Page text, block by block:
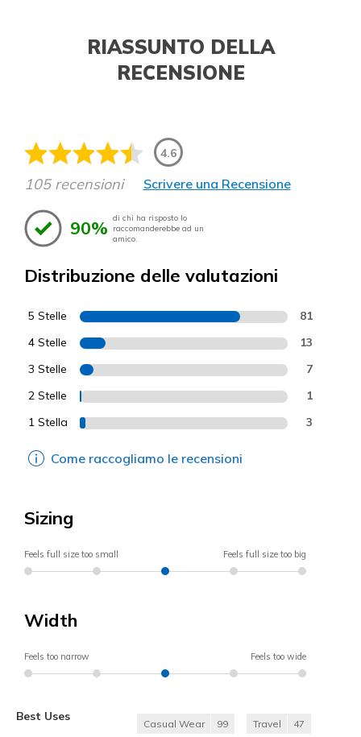
RIASSUNTO DELLA
RECENSIONE
4.6
105 recensioni Scrivere una Recensione
90% di chi ha risposto lo
raccomanderebbe ad un
amico.
Distribuzione delle valutazioni
5 Stelle 81
4 Stelle 13
3 Stelle 7
2 Stelle 1
1 Stella 3
Come raccogliamo le recensioni
Sizing
Feels full size too small Feels full size too big
Width
Feels too narrow Feels too wide
Best Uses
Casual Wear 99 Travel 47